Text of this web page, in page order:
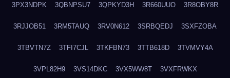
3PX3NDPK 3QBNPSU7 3QPKYD3H 3R660UUO 3R8OBY8R
3RJJOB51 3RM5TAUQ 3RV0N612 3SRBQEDJ 3SXFZOBA
3TBVTN7Z 3TFI7CJL 3TKFBN73 3TTB618D 3TVMVY4A
3VPL82H9 3VS14DKC 3VX5WW8T 3VXFRWKX